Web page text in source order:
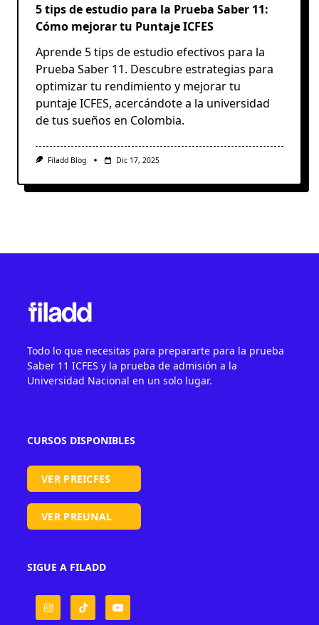
5 tips de estudio para la Prueba Saber 11:
Cómo mejorar tu Puntaje ICFES
Aprende 5 tips de estudio efectivos para la
Prueba Saber 11. Descubre estrategias para
optimizar tu rendimiento y mejorar tu
puntaje ICFES, acercándote a la universidad
de tus sueños en Colombia.
Filadd Blog Dic 17, 2025
Todo lo que necesitas para prepararte para la prueba
Saber 11 ICFES y la prueba de admisión a la
Universidad Nacional en un solo lugar.
CURSOS DISPONIBLES
VER PREICFES
VER PREUNAL
SIGUE A FILADD